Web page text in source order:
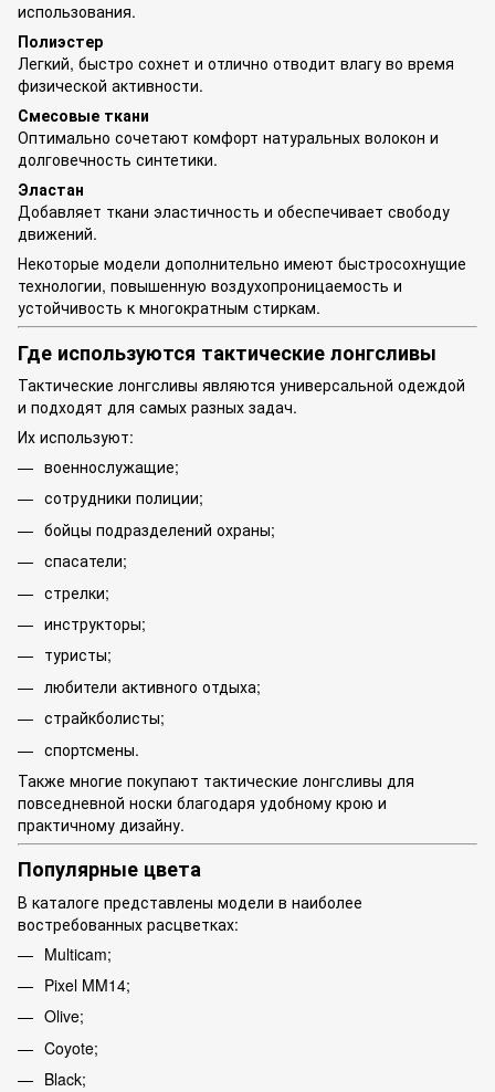
использования.
Полиэстер
Легкий, быстро сохнет и отлично отводит влагу во время
физической активности.
Смесовые ткани
Оптимально сочетают комфорт натуральных волокон и
долговечность синтетики.
Эластан
Добавляет ткани эластичность и обеспечивает свободу
движений.
Некоторые модели дополнительно имеют быстросохнущие
технологии, повышенную воздухопроницаемость и
устойчивость к многократным стиркам.
Где используются тактические лонгсливы
Тактические лонгсливы являются универсальной одеждой
и подходят для самых разных задач.
Их используют:
военнослужащие;
сотрудники полиции;
бойцы подразделений охраны;
спасатели;
стрелки;
инструкторы;
туристы;
любители активного отдыха;
страйкболисты;
спортсмены.
Также многие покупают тактические лонгсливы для
повседневной носки благодаря удобному крою и
практичному дизайну.
Популярные цвета
В каталоге представлены модели в наиболее
востребованных расцветках:
Multicam;
Pixel MM14;
Olive;
Coyote;
Black;